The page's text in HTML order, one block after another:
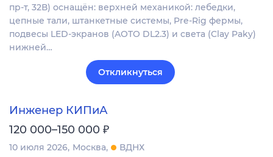
пр-т, 32В) оснащён: верхней механикой: лебедки,
цепные тали, штанкетные системы, Pre-Rig фермы,
подвесы LED-экранов (AOTO DL2.3) и света (Clay Paky)
нижней…
Откликнуться
Инженер КИПиА
120 000–150 000 ₽
10 июля 2026 Москва
ВДНХ